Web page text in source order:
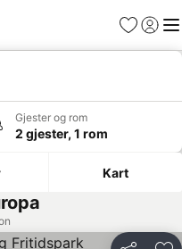
Favoritter
Logg
Gjester og rom
2 gjester, 1 rom
Kart